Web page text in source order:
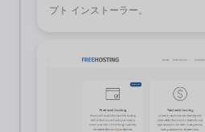
プト インストーラー。